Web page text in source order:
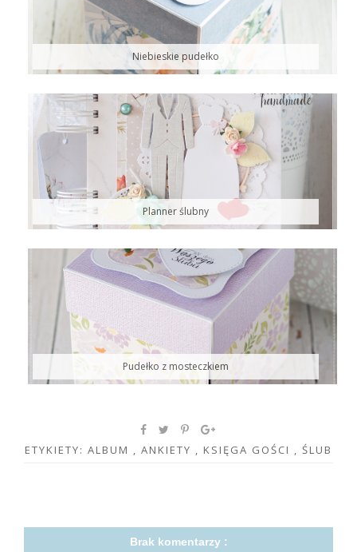
Niebieskie pudełko
Planner ślubny
Pudełko z mosteczkiem
ETYKIETY: ALBUM ANKIETY KSIĘGA GOŚCI ŚLUB
Brak komentarzy :